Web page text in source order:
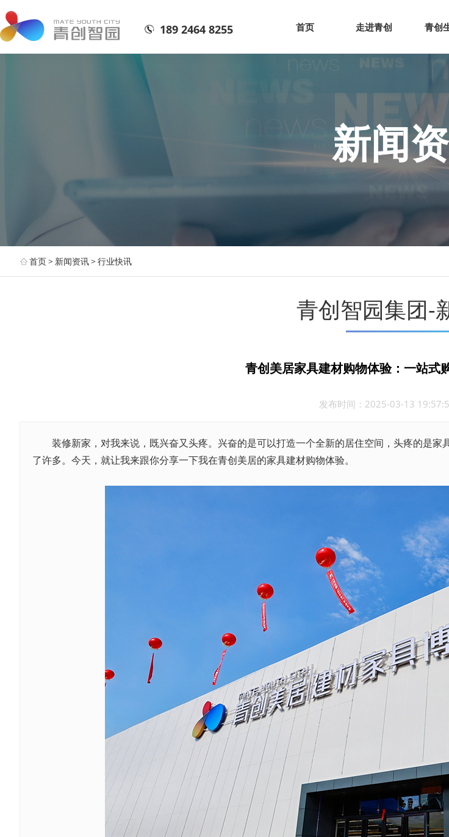
网站首
189 2464 8255 首页 走进青创 青创
新闻
首页> 新闻资讯>行业快讯
青创智园集团-
青创美居家具建材购物体验：一站式
发布时间：2025-03-13
装修新家，对我来说，既兴奋又头疼。兴奋的是可以打造一个全新的居住空间，头疼的是家
了许多。今天，就让我来跟你分享一下我在青创美居的家具建材购物体验。